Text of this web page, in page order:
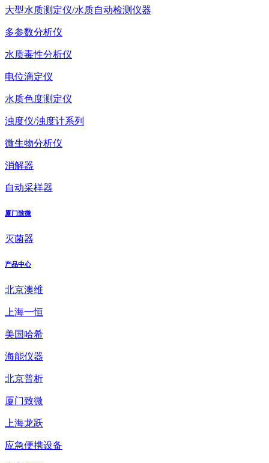
大型水质测定仪/水质自动检测仪器
多参数分析仪
水质毒性分析仪
电位滴定仪
水质色度测定仪
浊度仪/浊度计系列
微生物分析仪
消解器
自动采样器
厦门致微
灭菌器
产品中心
北京澳维
上海一恒
美国哈希
海能仪器
北京普析
厦门致微
上海龙跃
应急便携设备